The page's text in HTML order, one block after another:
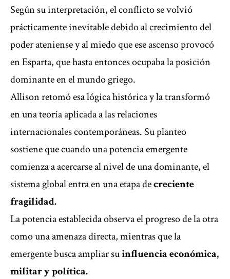
Según su interpretación, el conflicto se volvió
prácticamente inevitable debido al crecimiento del
poder ateniense y al miedo que ese ascenso provocó
en Esparta, que hasta entonces ocupaba la posición
dominante en el mundo griego.
Allison retomó esa lógica histórica y la transformó
en una teoría aplicada a las relaciones
internacionales contemporáneas. Su planteo
sostiene que cuando una potencia emergente
comienza a acercarse al nivel de una dominante, el
sistema global entra en una etapa decreciente
fragilidad.
La potencia establecida observa el progreso de la otra
como una amenaza directa, mientras que la
emergente busca ampliar suinfluencia económica,
militar y política.